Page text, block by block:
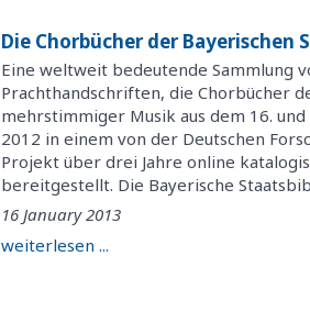
Die Chorbücher der
Eine weltweit bedeutende Sammlung
Prachthandschriften, die Chorbücher
mehrstimmiger Musik aus dem 16.
2012 in einem von der Deutschen
Projekt über drei Jahre online
bereitgestellt. Die Bayerische
16 January 2013
weiterlesen ...